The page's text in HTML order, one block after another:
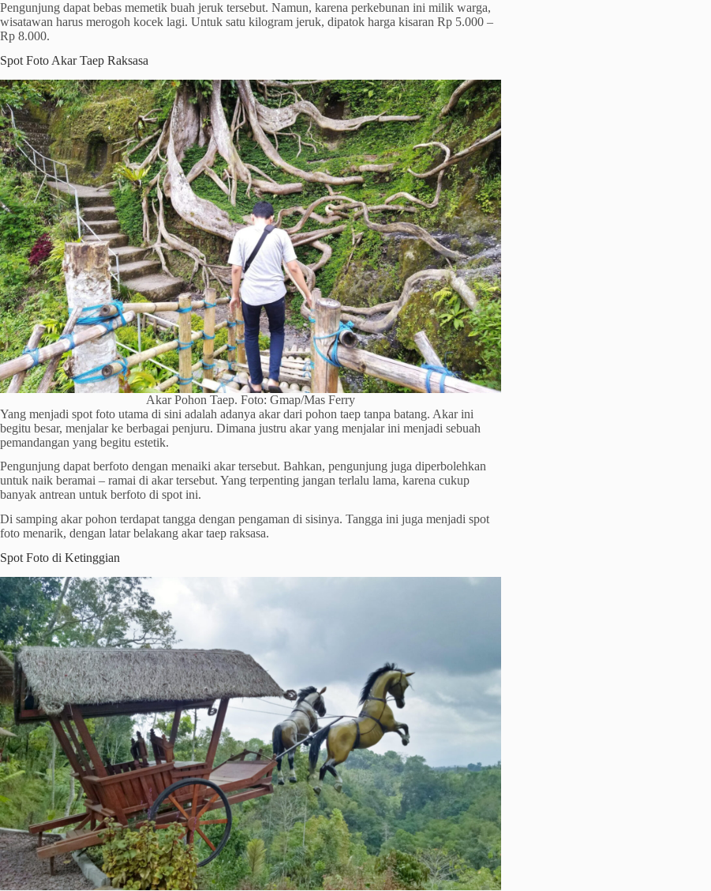
Pengunjung dapat bebas memetik buah jeruk tersebut. Namun, karena perkebunan ini milik warga,
wisatawan harus merogoh kocek lagi. Untuk satu kilogram jeruk, dipatok harga kisaran Rp 5.000 –
Rp 8.000.
Spot Foto Akar Taep Raksasa
Akar Pohon Taep. Foto: Gmap/Mas Ferry
Yang menjadi spot foto utama di sini adalah adanya akar dari pohon taep tanpa batang. Akar ini
begitu besar, menjalar ke berbagai penjuru. Dimana justru akar yang menjalar ini menjadi sebuah
pemandangan yang begitu estetik.
Pengunjung dapat berfoto dengan menaiki akar tersebut. Bahkan, pengunjung juga diperbolehkan
untuk naik beramai – ramai di akar tersebut. Yang terpenting jangan terlalu lama, karena cukup
banyak antrean untuk berfoto di spot ini.
Di samping akar pohon terdapat tangga dengan pengaman di sisinya. Tangga ini juga menjadi spot
foto menarik, dengan latar belakang akar taep raksasa.
Spot Foto di Ketinggian